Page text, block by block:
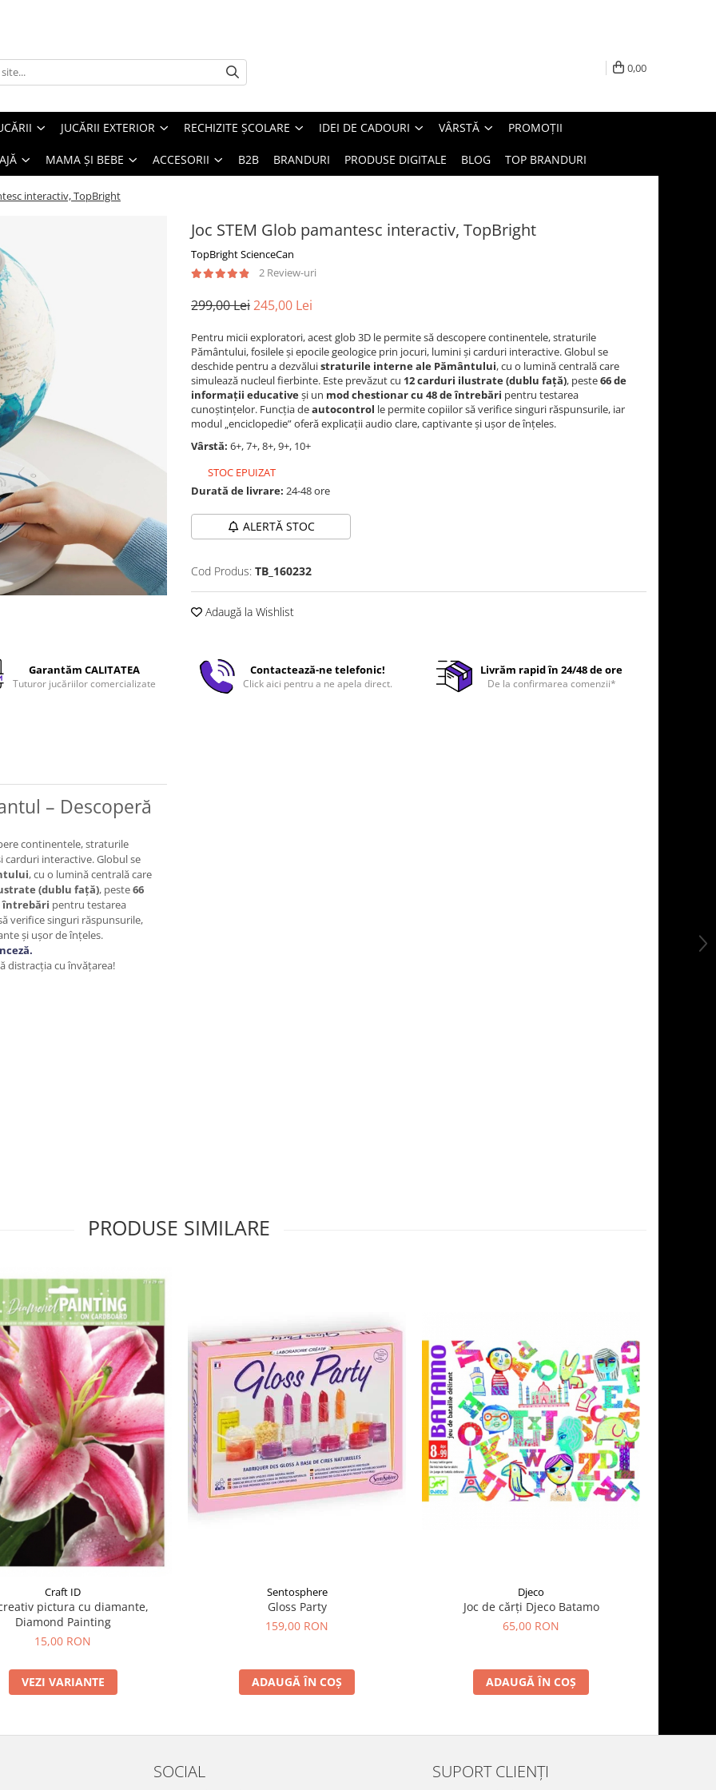
0,00
JUCĂRII EXTERIOR RECHIZITE ȘCOLARE IDEI DE CADOURI VÂRSTĂ PROMOȚII
MAMA ȘI BEBE ACCESORII B2B BRANDURI PRODUSE DIGITALE BLOG TOP BRANDURI
interactiv, TopBright
Joc STEM Glob pamantesc interactiv, TopBright
TopBright ScienceCan
2 Review-uri
299,00 Lei245,00 Lei
Pentru micii exploratori, acest glob 3D le permite să descopere continentele, straturile
Pământului, fosilele și epocile geologice prin jocuri, lumini și carduri interactive. Globul se
deschide pentru a dezvăluistraturile interne ale Pământului, cu o lumină centrală care
simulează nucleul fierbinte. Este prevăzut cu 12 carduri ilustrate (dublu față), peste66 de
informații educativeși un mod chestionar cu 48 de întrebări pentru testarea
cunoștințelor. Funcția deautocontrol le permite copiilor să verifice singuri răspunsurile, iar
modul „enciclopedie” oferă explicații audio clare, captivante și ușor de înțeles.
Vârstă: 6+, 7+, 8+, 9+, 10+
STOC EPUIZAT
Durată de livrare: 24-48 ore
ALERTĂ STOC
Cod Produs: TB_160232
Adaugă la Wishlist
Garantăm CALITATEA
Tuturor jucăriilor comercializate
Contactează-ne telefonic!
Click aici pentru a ne apela direct.
Livrăm rapid în 24/48 de ore
De la confirmarea comenzii*
– Descoperă
continentele, straturile
carduri interactive. Globul se
, cu o lumină centrală care
(dublu față), peste66
întrebări pentru testarea
verifice singuri răspunsurile,
și ușor de înțeles.
distracția cu învățarea!
PRODUSE SIMILARE
Craft ID
pictura cu diamante,
Diamond Painting
15,00 RON
VEZI VARIANTE
Sentosphere
Gloss Party
159,00 RON
ADAUGĂ ÎN COȘ
Djeco
Joc de cărți Djeco Batamo
65,00 RON
ADAUGĂ ÎN COȘ
SOCIAL SUPORT CLIENȚI